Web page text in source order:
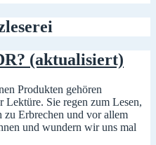
(aktualisiert)
Produkten gehören
Lektüre. Sie regen zum Lesen,
zu Erbrechen und vor allem
und wundern wir uns mal